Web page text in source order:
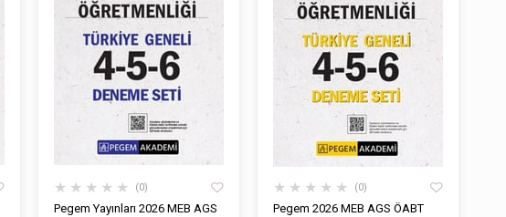
★ ★ ★ ★ ★ 0
Pegem Yayınları 2026 MEB AGS
★ ★ ★ ★ ★ 0
Pegem 2026 MEB AGS ÖABT